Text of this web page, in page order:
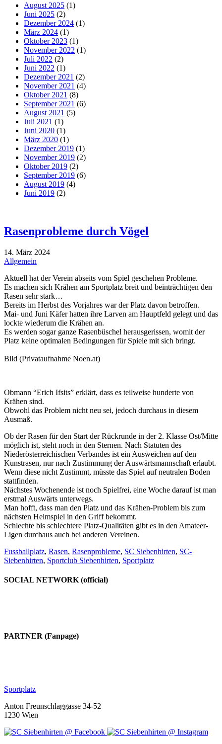
August 2025 (1)
Juni 2025 (2)
Dezember 2024 (1)
März 2024 (1)
Oktober 2023 (1)
November 2022 (1)
Juli 2022 (2)
Juni 2022 (1)
Dezember 2021 (2)
November 2021 (4)
Oktober 2021 (8)
September 2021 (6)
August 2021 (5)
Juli 2021 (1)
Juni 2020 (1)
März 2020 (1)
Dezember 2019 (1)
November 2019 (2)
Oktober 2019 (2)
September 2019 (6)
August 2019 (4)
Juni 2019 (2)
Rasenprobleme durch Vögel
14. März 2024
Allgemein
Aktuell hat der Verein abseits vom Spiel geschehen Probleme.
Es machen sich Krähen am Sportplatz breit und beinträchtigen den
Rasen sehr stark…
Bereits im Herbst des Vorjahres war der Platz davon betroffen.
Mai- und Juni Käfer hatten ihre Larven am Hauptfeld gelegt und das
lockte wiederum die Krähen an.
Es werden sogar ganze Rasenbüschel herausgerissen, womit der
Platz keine optimalen Bedingungen für Spiele mit sich bringt.
Bild (Privataufnahme Noen.at)
Obmann “Erich Ifsits” erklärt, dass es teilweise hunderte von
Krähen sind.
Obwohl das Problem nicht neu sei, jedoch durchaus in diesem
Ausmaß.
Ob der Rasen für den Start der Rückrunde in der 2. Klasse Ost/Mitte
möglich ist, steht noch in den Sternen. Nach Statuten des
Niederösterreichischen Verbandes ist ein Ausweichen auf den
Kunstrasen, nur nach Zustimmung der Auswärtsmannschaft erlaubt.
Wenn diese nicht Zustimmt, müsste das Spiel auf neutralen Boden
stattfinden.
Nächstes Wochenende ist noch Spielfrei, eine Woche darauf ist man
erstmal Auswärts unterwegs.
Man hofft, dass man den Platz und das Krähen-Problem bis zum
nächsten Heimspiel in den Griff bekommt.
Schlechte bis schlechtere Platz-Qualitäten gibt es in den Amateer-
Ligen durchaus auch bei anderen Vereinen.
Fussballplatz, Rasen, Rasenprobleme, SC Siebenhirten, SC-
Siebenhirten, Sportclub Siebenhirten, Sportplatz
SOCIAL NETWORK (official)
PARTNER (Fanpage)
Sportplatz
Anton Freunschlaggasse 34-52
1230 Wien